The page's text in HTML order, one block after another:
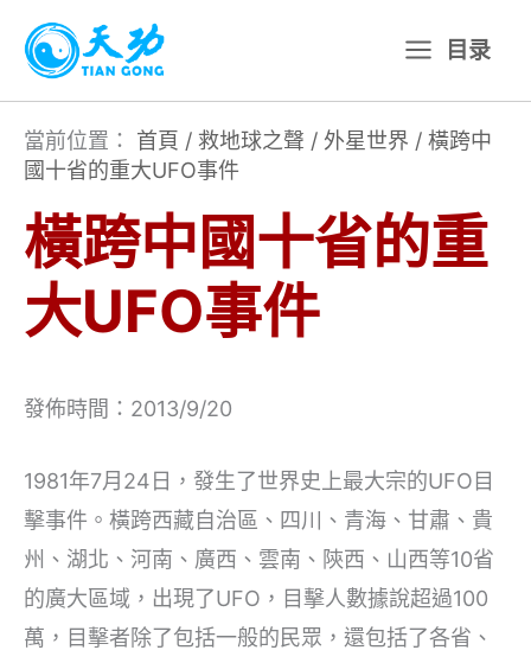
主
目录
當前位置： 首頁 / 救地球之聲 / 外星世界 / 橫跨中
國十省的重大UFO事件
橫跨中國十省的重
大UFO事件
發佈時間：2013/9/20
1981年7月24日，發生了世界史上最大宗的UFO目
擊事件。橫跨西藏自治區、四川、青海、甘肅、貴
州、湖北、河南、廣西、雲南、陝西、山西等10省
的廣大區域，出現了UFO，目擊人數據說超過100
萬，目擊者除了包括一般的民眾，還包括了各省、